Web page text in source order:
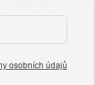
osobních údajů